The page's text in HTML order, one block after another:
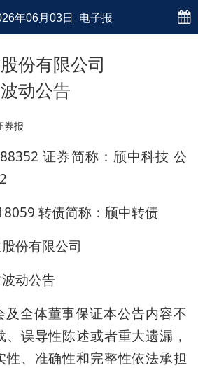
年06月03日 电子报
份有限公司
动公告
券报
证券简称：颀中科技 公
转债简称：颀中转债
份有限公司
动公告
及全体董事保证本公告内容不
误导性陈述或者重大遗漏，
性、准确性和完整性依法承担